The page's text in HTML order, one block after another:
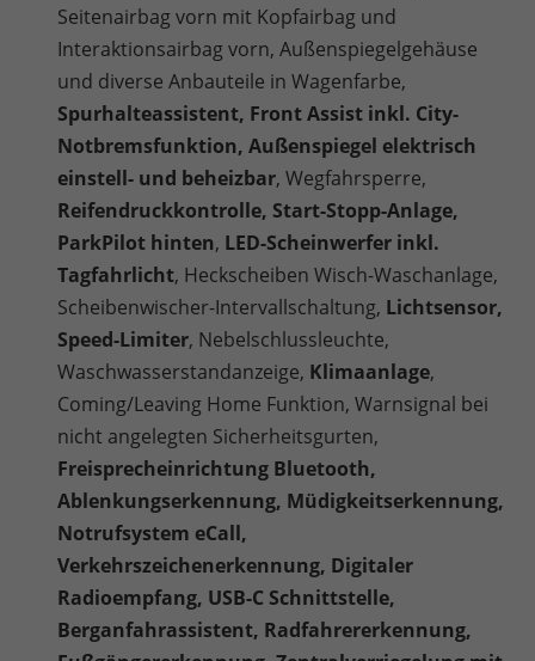
Seitenairbag vorn mit Kopfairbag und
Interaktionsairbag vorn, Außenspiegelgehäuse
und diverse Anbauteile in Wagenfarbe,
Spurhalteassistent, Front Assist inkl. City-
Notbremsfunktion, Außenspiegel elektrisch
einstell- und beheizbar, Wegfahrsperre,
Reifendruckkontrolle, Start-Stopp-Anlage,
ParkPilot hinten, LED-Scheinwerfer inkl.
Tagfahrlicht, Heckscheiben Wisch-Waschanlage,
Scheibenwischer-Intervallschaltung, Lichtsensor,
Speed-Limiter, Nebelschlussleuchte,
Waschwasserstandanzeige, Klimaanlage,
Coming/Leaving Home Funktion, Warnsignal bei
nicht angelegten Sicherheitsgurten,
Freisprecheinrichtung Bluetooth,
Ablenkungserkennung, Müdigkeitserkennung,
Notrufsystem eCall,
Verkehrszeichenerkennung, Digitaler
Radioempfang, USB-C Schnittstelle,
Berganfahrassistent, Radfahrererkennung,